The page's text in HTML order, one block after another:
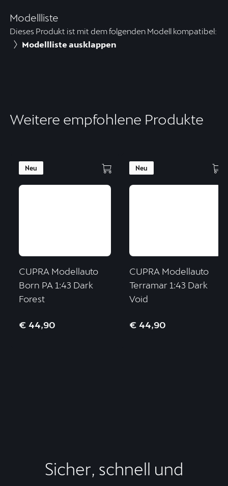
Modellliste
Dieses Produkt ist mit dem folgenden Modell kompatibel:
Modellliste ausklappen
Weitere empfohlene Produkte
Neu
CUPRA Modellauto
Born PA 1:43 Dark
Forest
€ 44,90
Neu
CUPRA Modellauto
Terramar 1:43 Dark
Void
€ 44,90
Sicher, schnell und